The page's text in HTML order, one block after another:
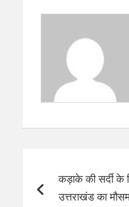
o
o
k
A
p
p
navigation
कड़ाके की सर्दी के
उत्तराखंड का